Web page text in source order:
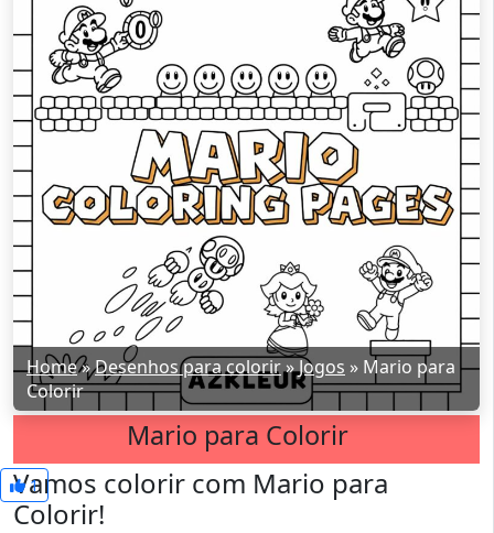
Home»Desenhos para colorir»Jogos » Mario para
Colorir
Mario para Colorir
1
Vamos colorir com Mario para
Colorir!